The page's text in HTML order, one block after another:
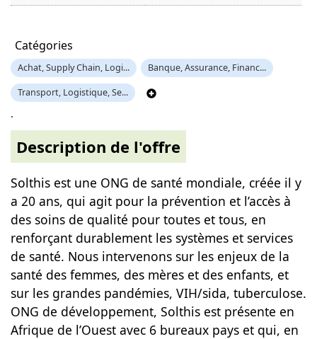
Catégories
Achat, Supply Chain, Logi... Banque, Assurance, Financ...
Transport, Logistique, Se...
.
Description de l'offre
Solthis est une ONG de santé mondiale, créée il y
a 20 ans, qui agit pour la prévention et l’accès à
des soins de qualité pour toutes et tous, en
renforçant durablement les systèmes et services
de santé. Nous intervenons sur les enjeux de la
santé des femmes, des mères et des enfants, et
sur les grandes pandémies, VIH/sida, tuberculose.
ONG de développement, Solthis est présente en
Afrique de l’Ouest avec 6 bureaux pays et qui, en